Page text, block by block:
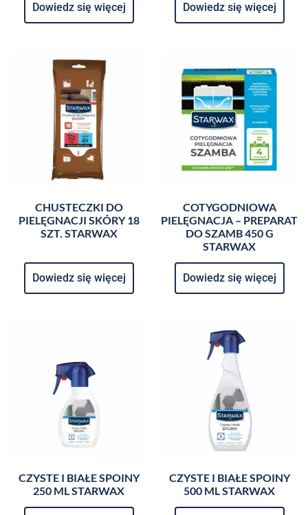
Dowiedz się więcej Dowiedz się więcej
CHUSTECZKI DO
PIELĘGNACJI SKÓRY 18
SZT. STARWAX
Dowiedz się więcej
COTYGODNIOWA
PIELĘGNACJA – PREPARAT
DO SZAMB 450 G
STARWAX
Dowiedz się więcej
CZYSTE I BIAŁE SPOINY
250 ML STARWAX
CZYSTE I BIAŁE SPOINY
500 ML STARWAX